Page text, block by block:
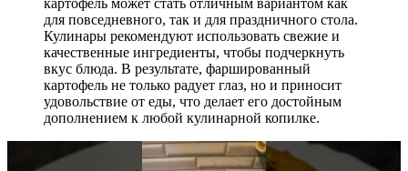
для повседневного, так и для праздничного стола.
Кулинары рекомендуют использовать свежие и
качественные ингредиенты, чтобы подчеркнуть
вкус блюда. В результате, фаршированный
картофель не только радует глаз, но и приносит
удовольствие от еды, что делает его достойным
дополнением к любой кулинарной копилке.